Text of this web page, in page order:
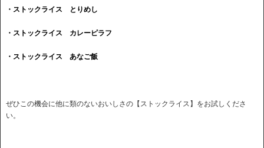
・ストックライス とりめし
・ストックライス カレーピラフ
・ストックライス あなご飯
ぜひこの機会に他に類のないおいしさの【ストックライス】をお試しくださ
い。